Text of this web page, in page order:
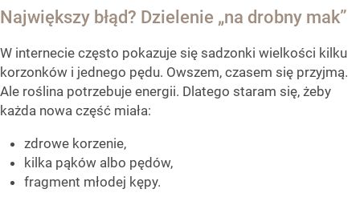
Największy błąd? Dzielenie „na drobny mak”
W internecie często pokazuje się sadzonki wielkości kilku
korzonków i jednego pędu. Owszem, czasem się przyjmą.
Ale roślina potrzebuje energii. Dlatego staram się, żeby
każda nowa część miała:
zdrowe korzenie,
kilka pąków albo pędów,
fragment młodej kępy.